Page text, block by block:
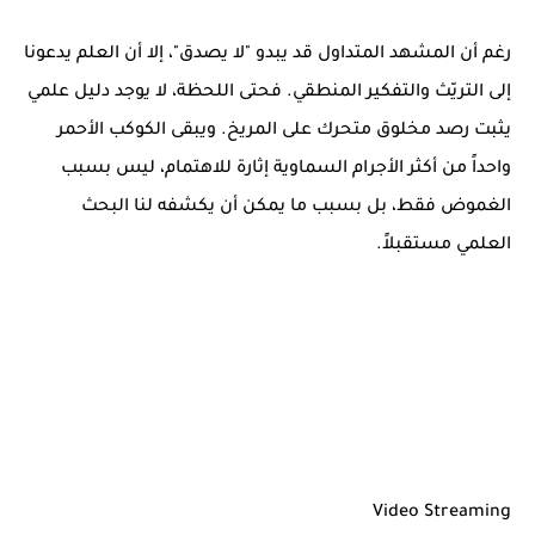
رغم أن المشهد المتداول قد يبدو "لا يصدق"، إلا أن العلم يدعونا
إلى التريّث والتفكير المنطقي. فحتى اللحظة، لا يوجد دليل علمي
يثبت رصد مخلوق متحرك على المريخ. ويبقى الكوكب الأحمر
واحداً من أكثر الأجرام السماوية إثارة للاهتمام، ليس بسبب
الغموض فقط، بل بسبب ما يمكن أن يكشفه لنا البحث
العلمي مستقبلاً.
Video Streaming